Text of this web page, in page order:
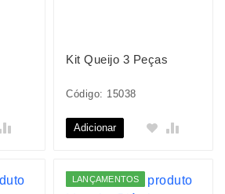
Kit Queijo 3 Peças
Código: 15038
Adicionar
LANÇAMENTOS